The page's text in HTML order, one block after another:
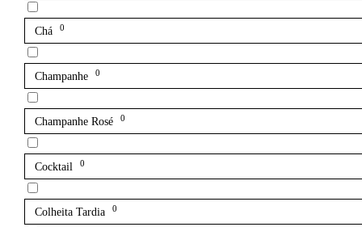
Chá 0
Champanhe 0
Champanhe Rosé 0
Cocktail 0
Colheita Tardia 0